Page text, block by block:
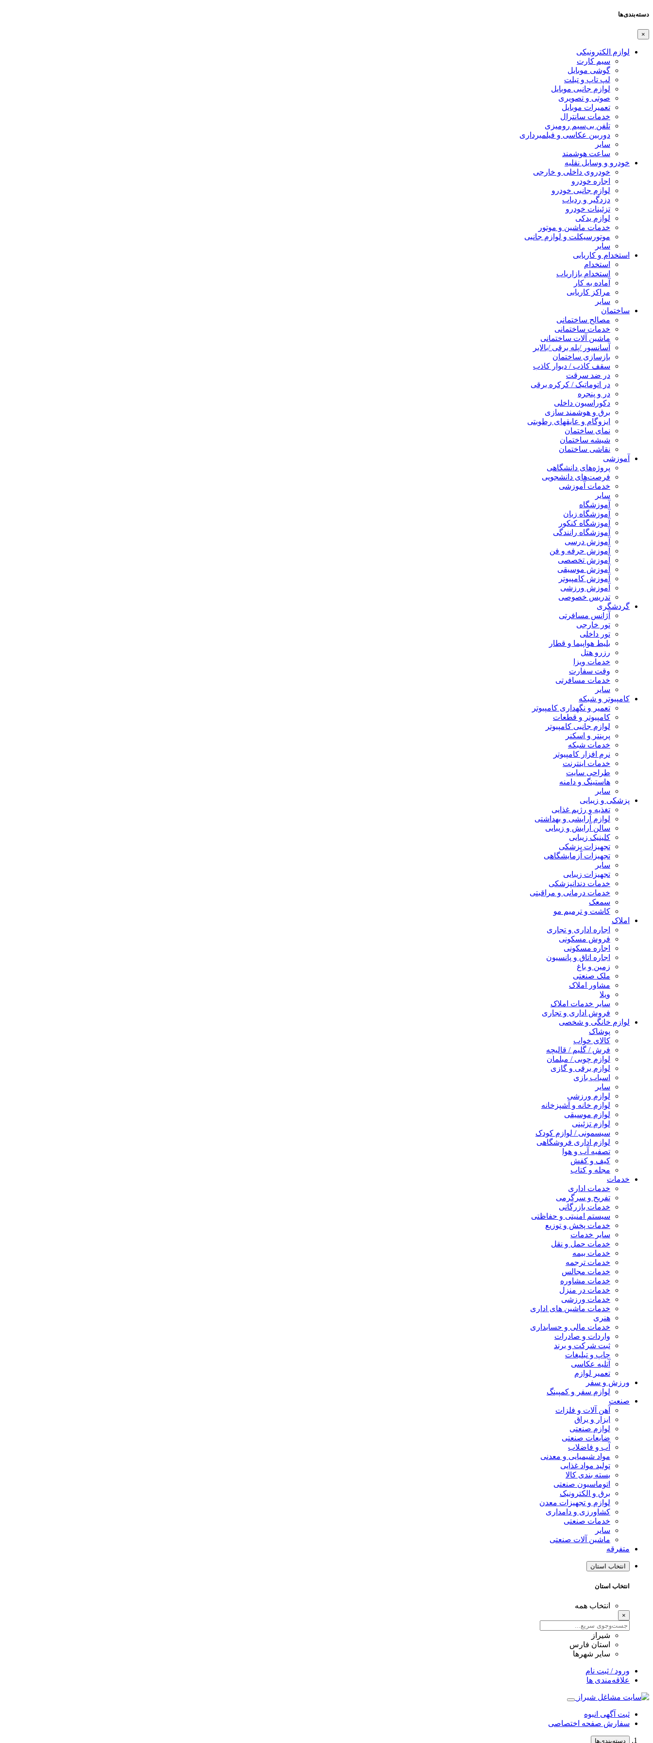
دسته‌بندی‌ها
×
لوازم الکترونیکی
سیم کارت
گوشی موبایل
لپ تاپ و تبلت
لوازم جانبی موبایل
صوتی و تصویری
تعمیرات موبایل
خدمات سانترال
تلفن بی‌سیم رومیزی
دوربین عکاسی و فیلمبرداری
سایر
ساعت هوشمند
خودرو و وسایل نقلیه
خودروی داخلی و خارجی
اجاره خودرو
لوازم جانبی خودرو
دزدگیر و ردیاب
تزئینات خودرو
لوازم یدکی
خدمات ماشین و موتور
موتورسیکلت و لوازم جانبی
سایر
استخدام و کاریابی
استخدام
استخدام بازاریاب
آماده به کار
مراکز کاریابی
سایر
ساختمان
مصالح ساختمانی
خدمات ساختمانی
ماشین آلات ساختمانی
آسانسور /پله برقی /بالابر
بازسازی ساختمان
سقف کاذب / دیوار کاذب
در ضد سرقت
در اتوماتیک / کرکره برقی
در و پنجره
دکوراسیون داخلی
برق و هوشمند سازی
ایزوگام و عایقهای رطوبتی
نمای ساختمان
شیشه ساختمان
نقاشی ساختمان
آموزشی
پروژه‌های دانشگاهی
فرصت‌های دانشجویی
خدمات آموزشی
سایر
آموزشگاه
آموزشگاه زبان
آموزشگاه کنکور
آموزشگاه رانندگی
آموزش درسی
آموزش حرفه و فن
آموزش تخصصی
آموزش موسیقی
آموزش کامپیوتر
آموزش ورزشی
تدریس خصوصی
گردشگری
آژانس مسافرتی
تور خارجی
تور داخلی
بلیط هواپیما و قطار
رزرو هتل
خدمات ویزا
وقت سفارت
خدمات مسافرتی
سایر
کامپیوتر و شبکه
تعمیر و نگهداری کامپیوتر
کامپیوتر و قطعات
لوازم جانبی کامپیوتر
پرینتر و اسکنر
خدمات شبکه
نرم افزار کامپیوتر
خدمات اینترنت
طراحی سایت
هاستینگ و دامنه
سایر
پزشکی و زیبایی
تغذیه و رژیم غذایی
لوازم آرایشی و بهداشتی
سالن آرایش و زیبایی
کلینیک زیبایی
تجهیزات پزشکی
تجهیزات آزمایشگاهی
سایر
تجهیزات زیبایی
خدمات دندانپزشکی
خدمات درمانی و مراقبتی
سمعک
کاشت و ترمیم مو
املاک
اجاره اداری و تجاری
فروش مسکونی
اجاره مسکونی
اجاره اتاق و پانسیون
زمین و باغ
ملک صنعتی
مشاور املاک
ویلا
سایر خدمات املاک
فروش اداری و تجاری
لوازم خانگی و شخصی
پوشاک
کالای خواب
فرش / گلیم / قالیچه
لوازم چوبی / مبلمان
لوازم برقی و گازی
اسباب بازی
سایر
لوازم ورزشی
لوازم خانه و آشپزخانه
لوازم موسیقی
لوازم تزئینی
سیسمونی / لوازم کودک
لوازم اداری فروشگاهی
تصفیه آب و هوا
کیف و کفش
مجله و کتاب
خدمات
خدمات اداری
تفریح و سرگرمی
خدمات بازرگانی
سیستم امنیتی و حفاظتی
خدمات پخش و توزیع
سایر خدمات
خدمات حمل و نقل
خدمات بیمه
خدمات ترجمه
خدمات مجالس
خدمات مشاوره
خدمات در منزل
خدمات ورزشی
خدمات ماشین های اداری
هنری
خدمات مالی و حسابداری
واردات و صادرات
ثبت شرکت و برند
چاپ و تبلیغات
آتلیه عکاسی
تعمیر لوازم
ورزش و سفر
لوازم سفر و کمپینگ
صنعت
آهن آلات و فلزات
ابزار و یراق
لوازم صنعتی
ضایعات صنعتی
آب و فاضلاب
مواد شیمیایی و معدنی
تولید مواد غذایی
بسته بندی کالا
اتوماسیون صنعتی
برق و الکترونیک
لوازم و تجهیزات معدن
کشاورزی و دامداری
خدمات صنعتی
سایر
ماشین آلات صنعتی
متفرقه
انتخاب استان
انتخاب استان
انتخاب همه
×
شیراز
استان فارس
سایر شهرها
ورود / ثبت نام
علاقه‌مندی ها
ثبت آگهی انبوه
سفارش صفحه اختصاصی
دسته‌بندی‌ها